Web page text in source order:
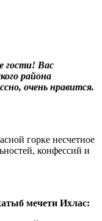
гости! Вас
района
очень нравится.
горке несчетное
конфессий и
мечети Ихлас: